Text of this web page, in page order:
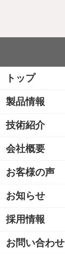
トップ
製品情報
技術紹介
会社概要
お客様の声
お知らせ
採用情報
お問い合わせ